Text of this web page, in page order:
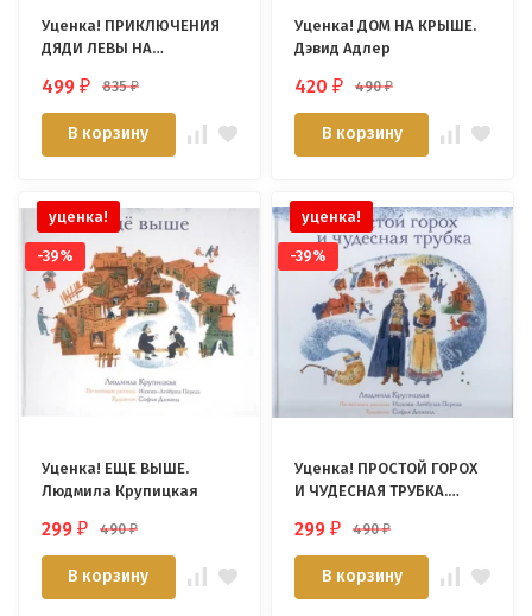
Уценка! ПРИКЛЮЧЕНИЯ
ДЯДИ ЛЕВЫ НА
Леви. Часть 4
499₽ 835₽
В корзину
Уценка! ДОМ НА КРЫШЕ.
Дэвид Адлер
420₽ 490₽
В корзину
уценка!
-39%
Уценка! ЕЩЕ ВЫШЕ.
Людмила Крупицкая
299₽ 490₽
В корзину
уценка!
-39%
Уценка! ПРОСТОЙ ГОРОХ
И ЧУДЕСНАЯ ТРУБКА.
299₽ 490₽
В корзину